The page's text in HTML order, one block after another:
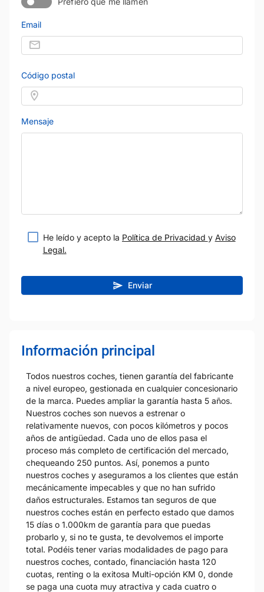
Email
Código postal
Mensaje
He leído y acepto la Política de Privacidad y Aviso
Legal.
Enviar
Información principal
Todos nuestros coches, tienen garantía del fabricante
a nivel europeo, gestionada en cualquier concesionario
de la marca. Puedes ampliar la garantía hasta 5 años.
Nuestros coches son nuevos a estrenar o
relativamente nuevos, con pocos kilómetros y pocos
años de antigüedad. Cada uno de ellos pasa el
proceso más completo de certificación del mercado,
chequeando 250 puntos. Así, ponemos a punto
nuestros coches y aseguramos a los clientes que están
mecánicamente impecables y que no han sufrido
daños estructurales. Estamos tan seguros de que
nuestros coches están en perfecto estado que damos
15 días o 1.000km de garantía para que puedas
probarlo y, si no te gusta, te devolvemos el importe
total. Podéis tener varias modalidades de pago para
nuestros coches, contado, financiación hasta 120
cuotas, renting o la exitosa Multi-opción KM 0, donde
se paga una cuota muy atractiva y cada cuatro o